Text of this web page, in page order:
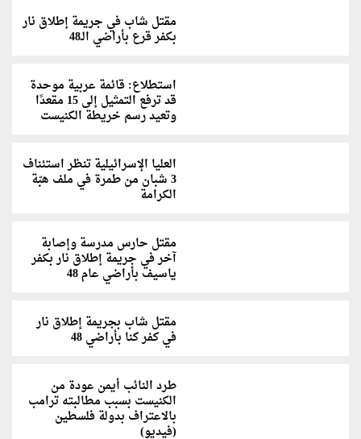
مقتل شاب في جريمة إطلاق نار
بكفر قرع بأراضي الـ48
استطلاع: قائمة عربية موحدة
قد ترفع التمثيل إلى 15 مقعدًا
وتعيد رسم خريطة الكنيست
العليا الإسرائيلية تنظر استئناف
3 شبان من طمرة في ملف هبّة
الكرامة
مقتل حارس مدرسة وإصابة
آخر في جريمة إطلاق نار بكفر
ياسيف بأراضي عام 48
مقتل شاب بجريمة إطلاق نار
في كفر كنا بأراضي 48
طرد النائب أيمن عودة من
الكنيست بسبب مطالبته ترامب
بالاعتراف بدولة فلسطين
(فيديو)